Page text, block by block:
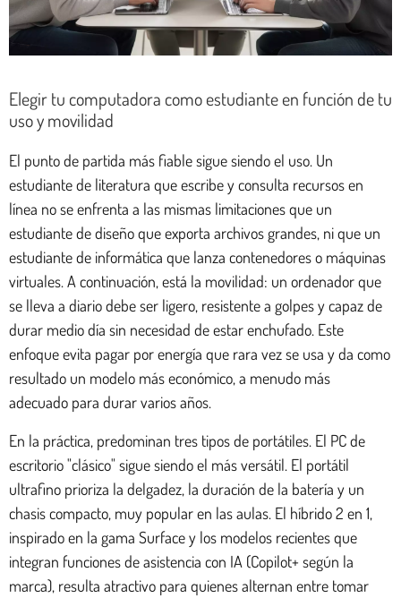
Elegir tu computadora como estudiante en función de tu
uso y movilidad
El punto de partida más fiable sigue siendo el uso. Un
estudiante de literatura que escribe y consulta recursos en
línea no se enfrenta a las mismas limitaciones que un
estudiante de diseño que exporta archivos grandes, ni que un
estudiante de informática que lanza contenedores o máquinas
virtuales. A continuación, está la movilidad: un ordenador que
se lleva a diario debe ser ligero, resistente a golpes y capaz de
durar medio día sin necesidad de estar enchufado. Este
enfoque evita pagar por energía que rara vez se usa y da como
resultado un modelo más económico, a menudo más
adecuado para durar varios años.
En la práctica, predominan tres tipos de portátiles. El PC de
escritorio "clásico" sigue siendo el más versátil. El portátil
ultrafino prioriza la delgadez, la duración de la batería y un
chasis compacto, muy popular en las aulas. El híbrido 2 en 1,
inspirado en la gama Surface y los modelos recientes que
integran funciones de asistencia con IA (Copilot+ según la
marca), resulta atractivo para quienes alternan entre tomar